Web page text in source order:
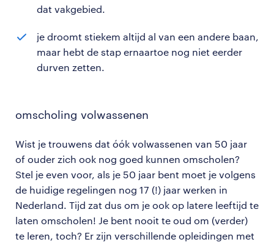
dat vakgebied.
je droomt stiekem altijd al van een andere baan,
maar hebt de stap ernaartoe nog niet eerder
durven zetten.
omscholing volwassenen
Wist je trouwens dat óók volwassenen van 50 jaar
of ouder zich ook nog goed kunnen omscholen?
Stel je even voor, als je 50 jaar bent moet je volgens
de huidige regelingen nog 17 (!) jaar werken in
Nederland. Tijd zat dus om je ook op latere leeftijd te
laten omscholen! Je bent nooit te oud om (verder)
te leren, toch? Er zijn verschillende opleidingen met